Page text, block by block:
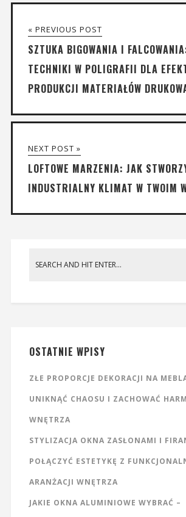
« PREVIOUS POST
SZTUKA BIGOWANIA I
TECHNIKI W POLIGRAFII DLA
PRODUKCJI MATERIAŁÓW
NEXT POST »
LOFTOWE MARZENIA: JAK
INDUSTRIALNY KLIMAT W TWOIM
OSTATNIE WPISY
ZŁE PROPORCJE DEKORACJI NA
UNIKNĄĆ CHAOSU I ZACHOWAĆ
WNĘTRZA
STYLIZACJA OKNA ZASŁONAMI I
POŁĄCZYĆ ESTETYKĘ Z
ARANŻACJI WNĘTRZA
JAKIE OKNA ALUMINIOWE WYBRAĆ –